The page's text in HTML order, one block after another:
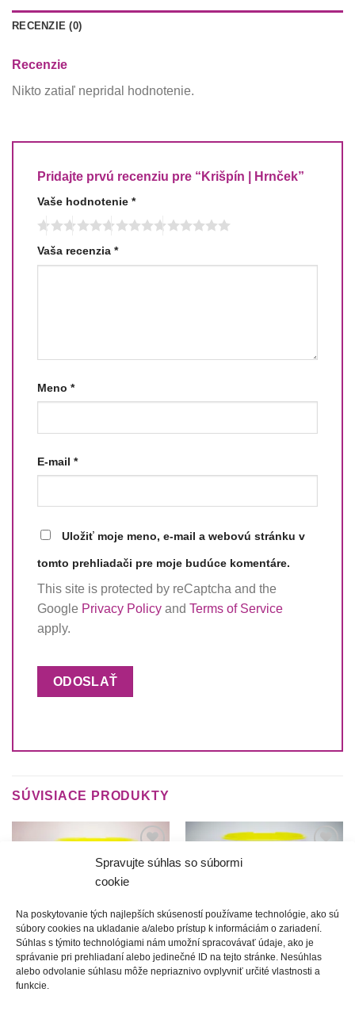
Spravujte súhlas so súbormi
cookie
Na poskytovanie tých najlepších skúseností používame technológie, ako sú
súbory cookies na ukladanie a/alebo prístup k informáciám o zariadení.
Súhlas s týmito technológiami nám umožní spracovávať údaje, ako je
správanie pri prehliadaní alebo jedinečné ID na tejto stránke. Nesúhlas
alebo odvolanie súhlasu môže nepriaznivo ovplyvniť určité vlastnosti a
funkcie.
RECENZIE (0)
Recenzie
Nikto zatiaľ nepridal hodnotenie.
Pridajte prvú recenziu pre “Krišpín | Hrnček”
Vaše hodnotenie *
Vaša recenzia *
Meno *
E-mail *
Uložiť moje meno, e-mail a webovú stránku v
tomto prehliadači pre moje budúce komentáre.
This site is protected by reCaptcha and the
Google Privacy Policy and Terms of Service
apply.
SÚVISIACE PRODUKTY
Túto
krasotinku
si prosím